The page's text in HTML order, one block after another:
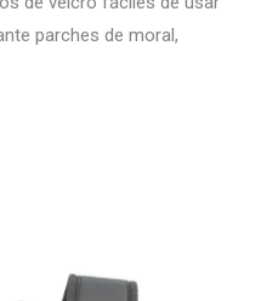
parches de moral,